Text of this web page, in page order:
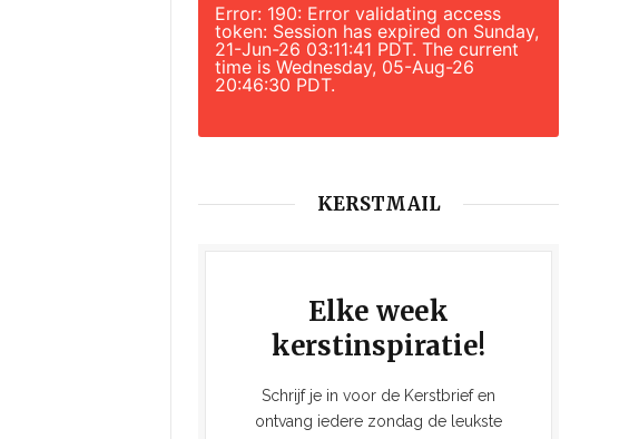
Error: 190: Error validating access
token: Session has expired on Sunday,
21-Jun-26 03:11:41 PDT. The current
time is Wednesday, 05-Aug-26
20:46:30 PDT.
KERSTMAIL
Elke week
kerstinspiratie!
Schrijf je in voor de Kerstbrief en
ontvang iedere zondag de leukste